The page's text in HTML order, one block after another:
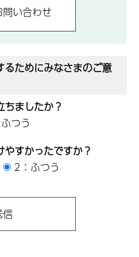
るためにみなさまのご意
ちましたか？
つう
すかったですか？
2：ふつう